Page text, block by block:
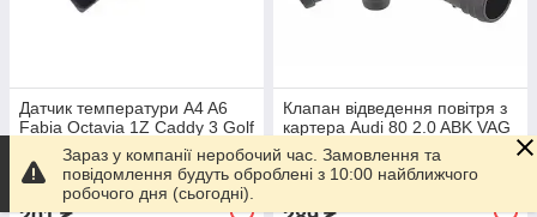
Датчик температури A4 A6
Fabia Octavia 1Z Caddy 3 Golf
5/6/7 Transporter T5 Passat
B6 (колір сірий)
Готово до відправки
Клапан відведення повітря з
картера Audi 80 2.0 ABK VAG
037129101K виробник Topran
Німеччина
Готово до відправки
Зараз у компанії неробочий час. Замовлення та
повідомлення будуть оброблені з 10:00 найближчого
робочого дня (сьогодні).